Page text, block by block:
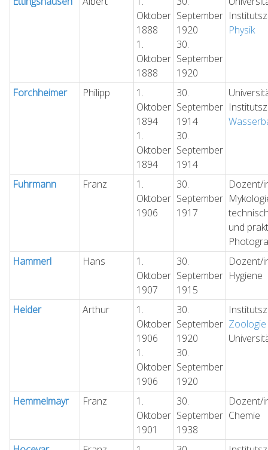
Oktober
1888
1.
Oktober
1888
September
1920
30.
September
1920
Physik
Forchheimer Philipp
1.
Oktober
1894
1.
Oktober
1894
30.
September
1914
30.
September
1914
Fuhrmann Franz
1.
Oktober
1906
30.
September
1917
Dozent/
und
Hammerl
Hans
1.
Oktober
1907
30.
September
1915
Dozent/
Hygiene
Heider Arthur
1.
Oktober
1906
1.
Oktober
1906
30.
September
1920
30.
September
1920
Zoologie
Hemmelmayr Franz
1.
Oktober
1901
30.
September
1938
Dozent/
Chemie